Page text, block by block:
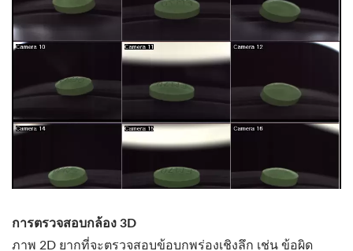
การตรวจสอบกล้อง 3D
ภาพ 2D ยากที่จะตรวจสอบข้อบกพร่องเชิงลึก เช่น ข้อผิด